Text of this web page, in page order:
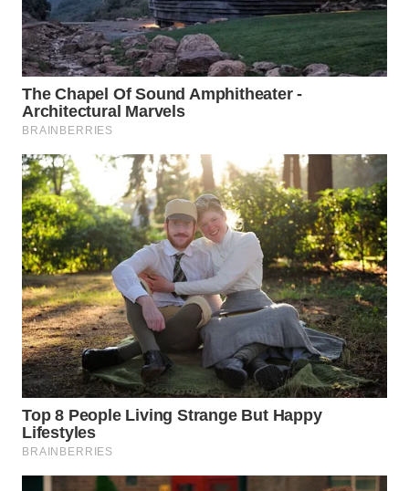
WN
LABUHANBATU
WN
TAPANULI
TENGAH
WN DELI
SERDANG
WN
TEBING
TINGGI
WN
PAKPAK
WN
KARAWANG
WN